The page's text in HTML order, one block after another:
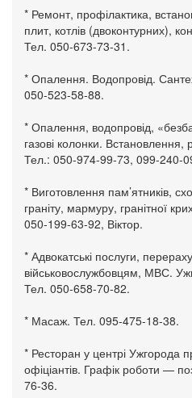
* Ремонт, профілактика,
плит, котлів (двоконтурних),
Тел. 050-673-73-31.
* Опалення. Водопровід.
050-523-58-88.
* Опалення, водопровід,
газові колонки. Встановлення,
Тел.: 050-974-99-73, 099-240-
* Виготовлення пам’ятників,
граніту, мармуру, гранітної
050-199-63-92, Віктор.
* Адвокатські послуги,
військовослужбовцям, МВС.
Тел. 050-658-70-82.
* Масаж. Тел. 095-475-18-38.
* Ресторан у центрі Ужгорода
офіціантів. Графік роботи —
76-36.